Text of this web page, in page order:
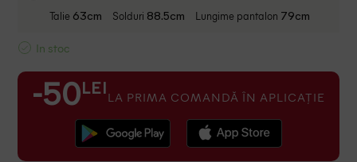
Talie 63cm Solduri 88.5cm Lungime pantalon 79cm
In stoc
-50 LEI LA PRIMA COMANDĂ ÎN APLICAȚIE